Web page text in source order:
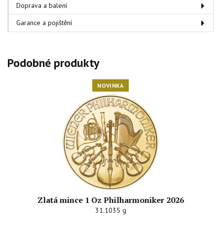
Doprava a balení
Garance a pojištění
Podobné produkty
NOVINKA
Zlatá mince 1 Oz Philharmoniker 2026
31.1035 g